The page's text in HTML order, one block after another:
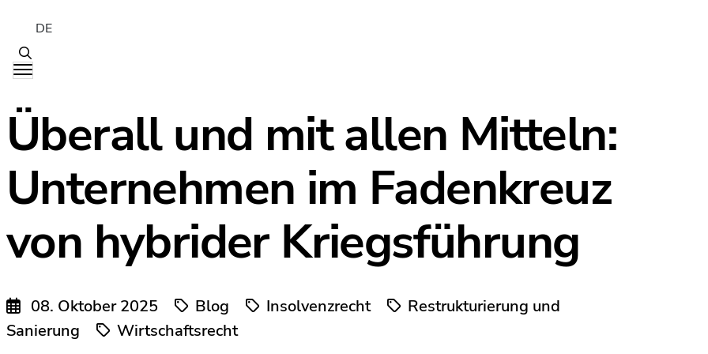
DE
Überall und mit allen Mitteln:
Unternehmen im Fadenkreuz
von hybrider Kriegsführung
08. Oktober 2025 Blog Insolvenzrecht
Restrukturierung und
Sanierung
Wirtschaftsrecht